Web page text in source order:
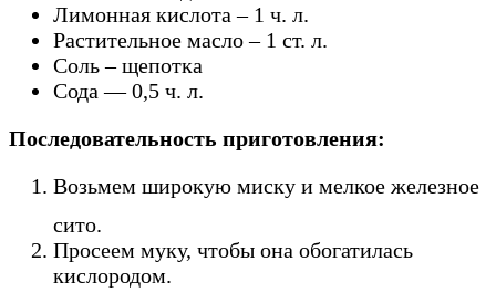
Лимонная кислота – 1 ч. л.
Растительное масло – 1 ст. л.
Соль – щепотка
Сода — 0,5 ч. л.
Последовательность приготовления:
Возьмем широкую миску и мелкое железное
сито.
Просеем муку, чтобы она обогатилась
кислородом.